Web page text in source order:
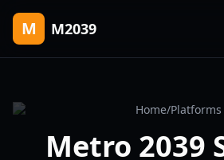
M M2039
Home/Platforms
Metro 2039